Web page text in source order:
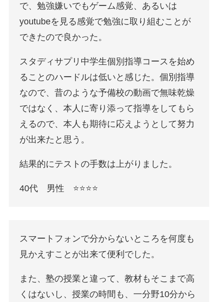
で、勉強嫌いでもゲーム感覚、あるいは
youtubeを見る感覚で勉強に取り組むことが
できたので良かった。
スタディサプリ中学生個別指導コースを始め
ることのハードルは低いと感じた。個別指導
なので、昔のような予備校の動画で無味乾燥
ではなく、本人に寄り添って指導をしてもら
えるので、本人も期待に応えようとして努力
が出来たと思う。
結果的にテストの手数は上がりました。
40代 男性 ⭐️⭐️⭐️⭐️
スマートフォンで分からないところを何度も
見かえすことが出来て便利でした。
また、塾の授業と違って、教材もそこまで高
くはないし、授業の時間も、一分野10分から